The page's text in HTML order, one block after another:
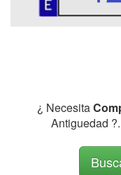
¿ Necesita
Antiguedad